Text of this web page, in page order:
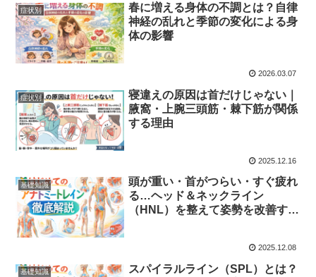
症状別
春に増える身体の不調とは？自律
神経の乱れと季節の変化による身
体の影響
2026.03.07
症状別
寝違えの原因は首だけじゃない｜
腋窩・上腕三頭筋・棘下筋が関係
する理由
2025.12.16
基礎知識
頭が重い・首がつらい・すぐ疲れ
る…ヘッド＆ネックライン
（HNL）を整えて姿勢を改善する
2025.12.08
基礎知識
スパイラルライン（SPL）とは？